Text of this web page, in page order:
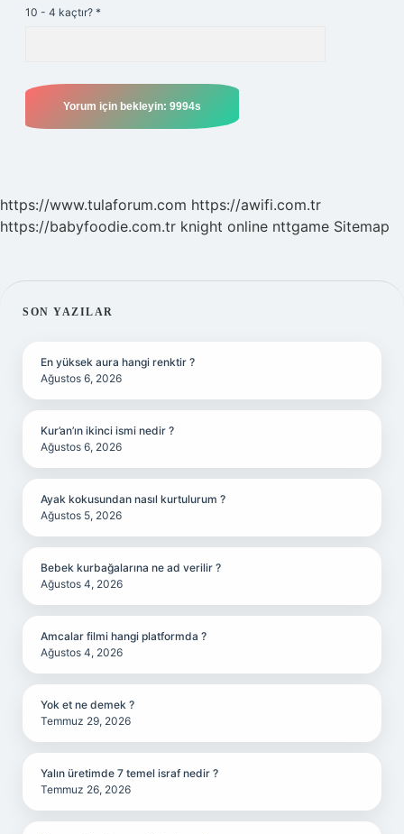
10 - 4 kaçtır? *
https://www.tulaforum.com https://awifi.com.tr
https://babyfoodie.com.tr knight online nttgame Sitemap
SIDEBAR
SON YAZILAR
En yüksek aura hangi renktir ?
Ağustos 6, 2026
Kur’an’ın ikinci ismi nedir ?
Ağustos 6, 2026
Ayak kokusundan nasıl kurtulurum ?
Ağustos 5, 2026
Bebek kurbağalarına ne ad verilir ?
Ağustos 4, 2026
Amcalar filmi hangi platformda ?
Ağustos 4, 2026
Yok et ne demek ?
Temmuz 29, 2026
Yalın üretimde 7 temel israf nedir ?
Temmuz 26, 2026